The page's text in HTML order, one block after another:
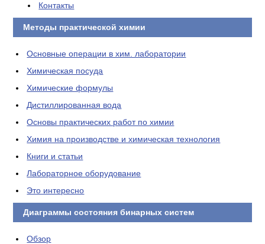
Контакты
Методы практической химии
Основные операции в хим. лаборатории
Химическая посуда
Химические формулы
Дистиллированная вода
Основы практических работ по химии
Химия на производстве и химическая технология
Книги и статьи
Лабораторное оборудование
Это интересно
Диаграммы состояния бинарных систем
Обзор